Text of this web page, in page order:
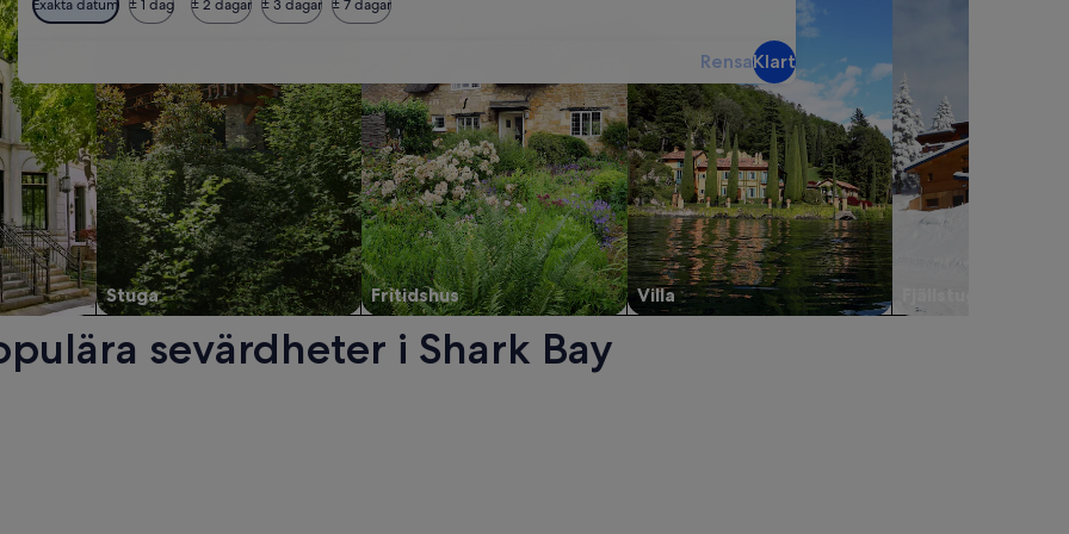
Exakta datum ± 1 dag ± 2 dagar ± 3 dagar ± 7 dagar
RensaKlart
Stuga Fritidshus Villa
sevärdheter i Shark Bay